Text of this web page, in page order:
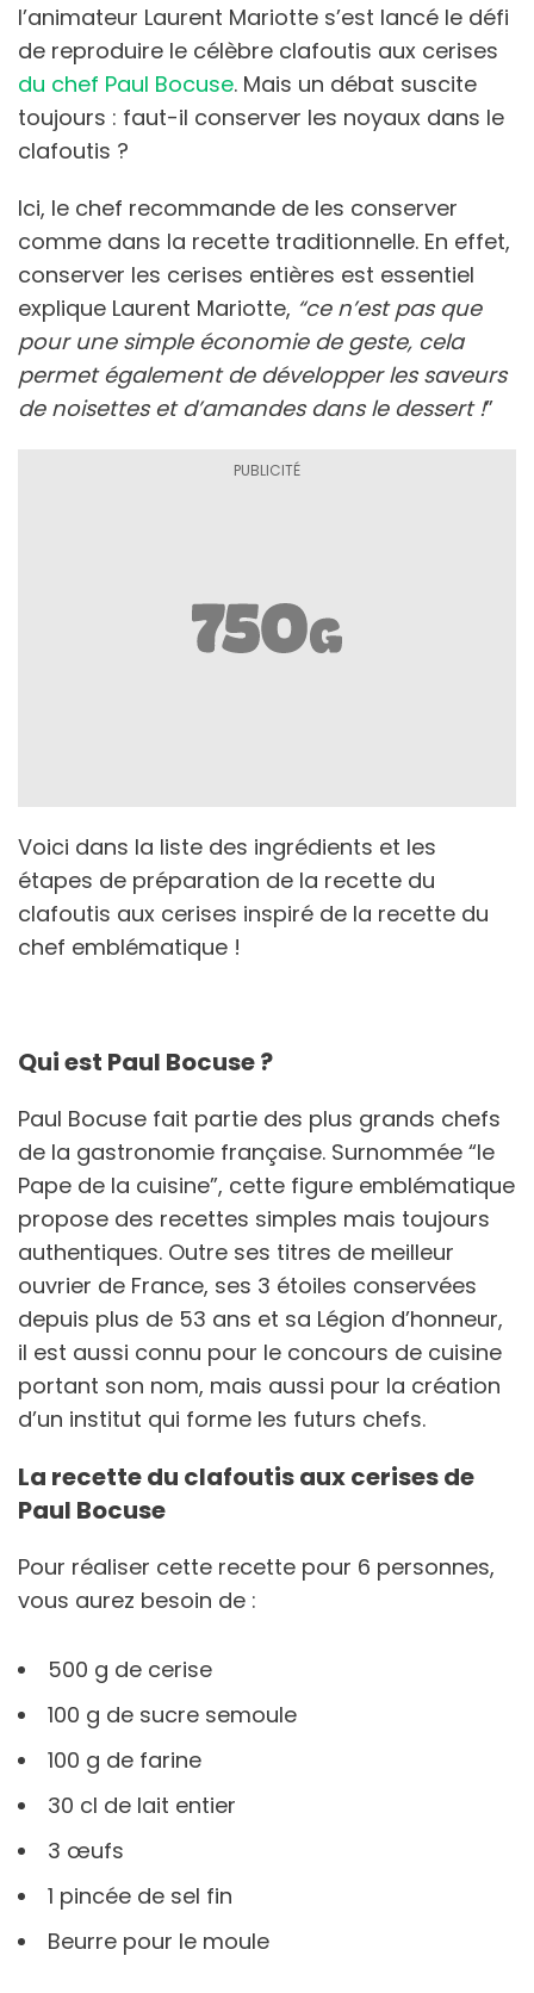
l’animateur Laurent Mariotte s’est lancé le défi
de reproduire le célèbre clafoutis aux cerises
du chef Paul Bocuse. Mais un débat suscite
toujours : faut-il conserver les noyaux dans le
clafoutis ?
Ici, le chef recommande de les conserver
comme dans la recette traditionnelle. En effet,
conserver les cerises entières est essentiel
explique Laurent Mariotte, “ce n’est pas que
pour une simple économie de geste, cela
permet également de développer les saveurs
de noisettes et d’amandes dans le dessert !”
Voici dans la liste des ingrédients et les
étapes de préparation de la recette du
clafoutis aux cerises inspiré de la recette du
chef emblématique !
Qui est Paul Bocuse ?
Paul Bocuse fait partie des plus grands chefs
de la gastronomie française. Surnommée “le
Pape de la cuisine”, cette figure emblématique
propose des recettes simples mais toujours
authentiques. Outre ses titres de meilleur
ouvrier de France, ses 3 étoiles conservées
depuis plus de 53 ans et sa Légion d’honneur,
il est aussi connu pour le concours de cuisine
portant son nom, mais aussi pour la création
d’un institut qui forme les futurs chefs.
La recette du clafoutis aux cerises de
Paul Bocuse
Pour réaliser cette recette pour 6 personnes,
vous aurez besoin de :
500 g de cerise
100 g de sucre semoule
100 g de farine
30 cl de lait entier
3 œufs
1 pincée de sel fin
Beurre pour le moule